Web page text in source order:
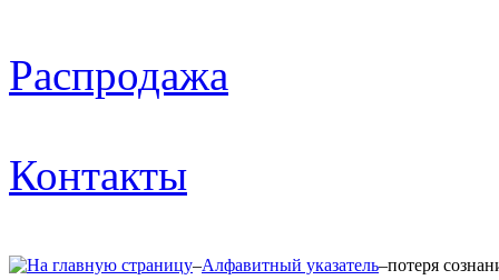
Распродажа
Контакты
–Алфавитный указатель–потеря